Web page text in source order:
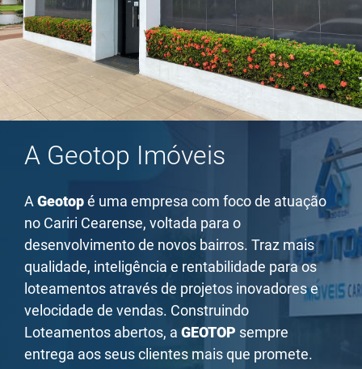
A Geotop Imóveis
A Geotopé uma empresa com foco de atuação
no Cariri Cearense, voltada para o
desenvolvimento de novos bairros. Traz mais
qualidade, inteligência e rentabilidade para os
loteamentos através de projetos inovadores e
velocidade de vendas. Construindo
Loteamentos abertos, a GEOTOP sempre
entrega aos seus clientes mais que promete.